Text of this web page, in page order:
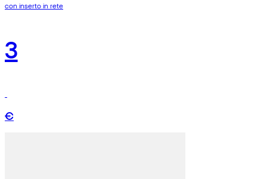
con inserto in rete
3
€